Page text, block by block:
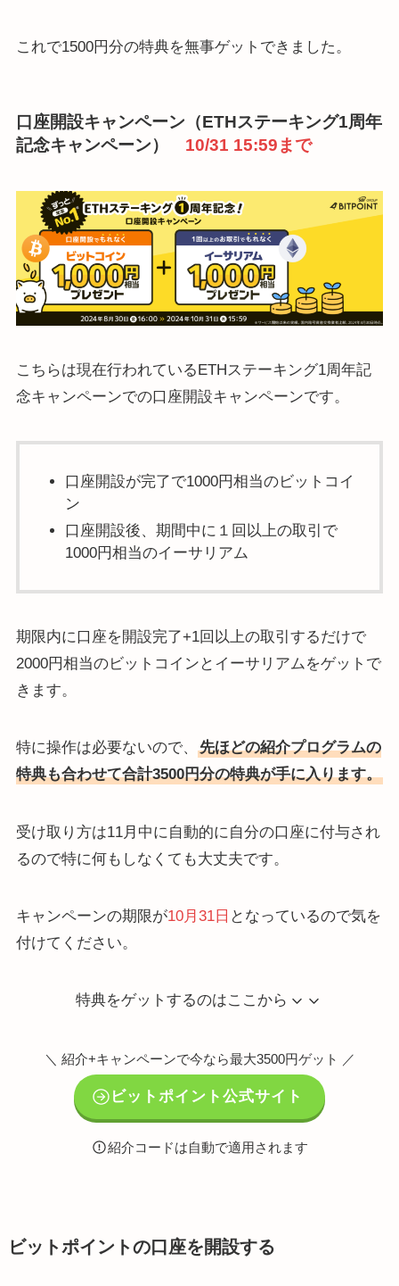
これで1500円分の特典を無事ゲットできました。
口座開設キャンペーン（ETHステーキング1周年
記念キャンペーン） 10/31 15:59まで
こちらは現在行われているETHステーキング1周年記
念キャンペーンでの口座開設キャンペーンです。
口座開設が完了で1000円相当のビットコイ
ン
口座開設後、期間中に１回以上の取引で
1000円相当のイーサリアム
期限内に口座を開設完了+1回以上の取引するだけで
2000円相当のビットコインとイーサリアムをゲットで
きます。
特に操作は必要ないので、
先ほどの紹介プログラムの
特典も合わせて合計3500円分の特典が手に入ります。
受け取り方は11月中に自動的に自分の口座に付与され
るので特に何もしなくても大丈夫です。
キャンペーンの期限が10月31日 となっているので気を
付けてください。
特典をゲットするのはここから
＼ 紹介+キャンペーンで今なら最大3500円ゲット ／
ビットポイント公式サイト
紹介コードは自動で適用されます
ビットポイントの口座を開設する